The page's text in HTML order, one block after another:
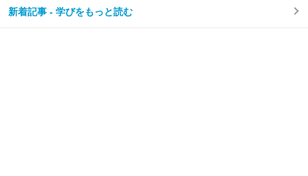
新着記事 - 学びをもっと読む